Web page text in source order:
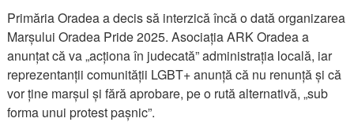
Primăria Oradea a decis să interzică încă o dată organizarea
Marșului Oradea Pride 2025. Asociația ARK Oradea a
anunțat că va „acționa în judecată” administrația locală, iar
reprezentanții comunității LGBT+ anunță că nu renunță și că
vor ține marșul și fără aprobare, pe o rută alternativă, „sub
forma unui protest pașnic”.